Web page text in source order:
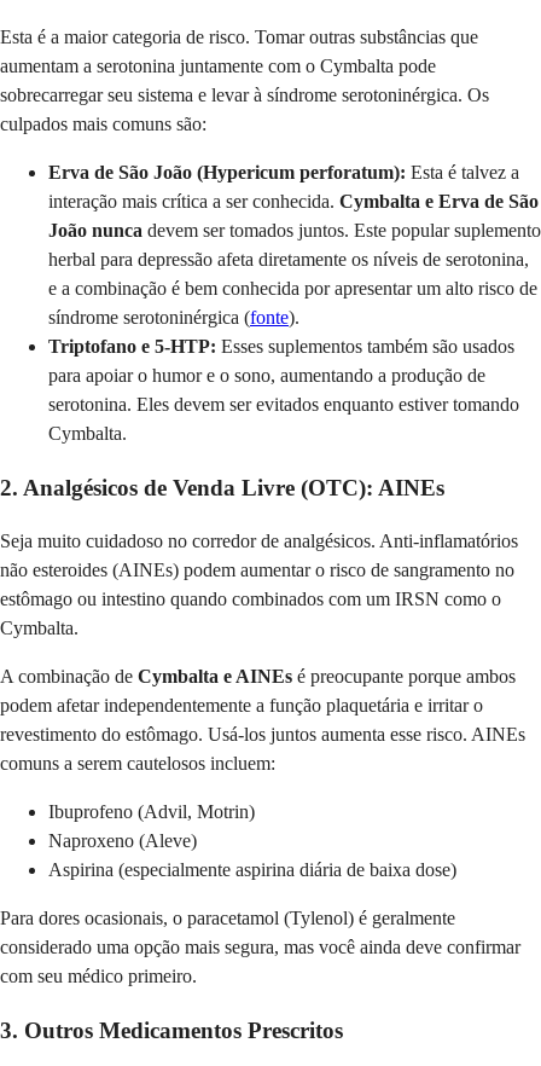
Esta é a maior categoria de risco. Tomar outras substâncias que
aumentam a serotonina juntamente com o Cymbalta pode
sobrecarregar seu sistema e levar à síndrome serotoninérgica. Os
culpados mais comuns são:
Erva de São João (Hypericum perforatum): Esta é talvez a
interação mais crítica a ser conhecida. Cymbalta e Erva de São
João nunca devem ser tomados juntos. Este popular suplemento
herbal para depressão afeta diretamente os níveis de serotonina,
e a combinação é bem conhecida por apresentar um alto risco de
síndrome serotoninérgica (fonte).
Triptofano e 5-HTP: Esses suplementos também são usados
para apoiar o humor e o sono, aumentando a produção de
serotonina. Eles devem ser evitados enquanto estiver tomando
Cymbalta.
2. Analgésicos de Venda Livre (OTC): AINEs
Seja muito cuidadoso no corredor de analgésicos. Anti-inflamatórios
não esteroides (AINEs) podem aumentar o risco de sangramento no
estômago ou intestino quando combinados com um IRSN como o
Cymbalta.
A combinação de Cymbalta e AINEs é preocupante porque ambos
podem afetar independentemente a função plaquetária e irritar o
revestimento do estômago. Usá-los juntos aumenta esse risco. AINEs
comuns a serem cautelosos incluem:
Ibuprofeno (Advil, Motrin)
Naproxeno (Aleve)
Aspirina (especialmente aspirina diária de baixa dose)
Para dores ocasionais, o paracetamol (Tylenol) é geralmente
considerado uma opção mais segura, mas você ainda deve confirmar
com seu médico primeiro.
3. Outros Medicamentos Prescritos